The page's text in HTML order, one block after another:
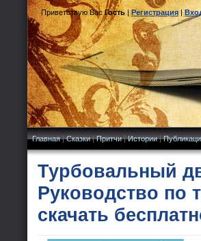
Приветствую Вас Гость|Регистрация|
Главная|Сказки|Притчи|Истории|
Турбовальный
Руководство по
скачать